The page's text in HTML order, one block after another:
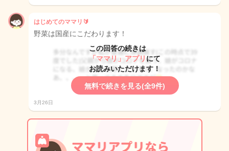
はじめてのママリ🔰
野菜は国産にこだわります！
この回答の続きは
「ママリ」アプリ にて
お読みいただけます！
無料で続きを見る(全9件)
3月26日